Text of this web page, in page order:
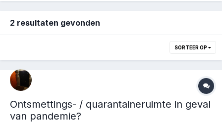
2 resultaten gevonden
SORTEER OP
Ontsmettings- / quarantaineruimte in geval
van pandemie?